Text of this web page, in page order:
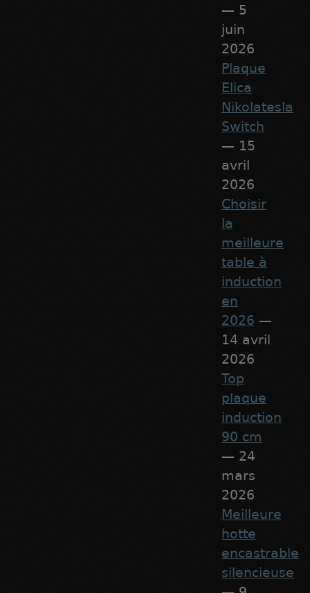
— 5
juin
2026
Plaque
Elica
Nikolatesla
Switch
— 15
avril
2026
Choisir
la
meilleure
table à
induction
en
2026 —
14 avril
2026
Top
plaque
induction
90 cm
— 24
mars
2026
Meilleure
hotte
encastrable
silencieuse